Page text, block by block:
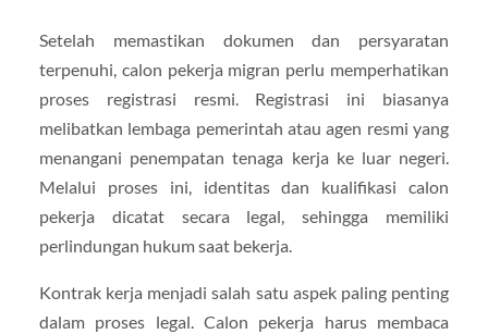
Setelah memastikan dokumen dan persyaratan
terpenuhi, calon pekerja migran perlu memperhatikan
proses registrasi resmi. Registrasi ini biasanya
melibatkan lembaga pemerintah atau agen resmi yang
menangani penempatan tenaga kerja ke luar negeri.
Melalui proses ini, identitas dan kualifikasi calon
pekerja dicatat secara legal, sehingga memiliki
perlindungan hukum saat bekerja.
Kontrak kerja menjadi salah satu aspek paling penting
dalam proses legal. Calon pekerja harus membaca